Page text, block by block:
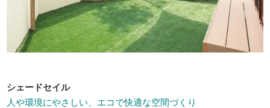
シェードセイル
人や環境にやさしい、エコで快適な空間づくり